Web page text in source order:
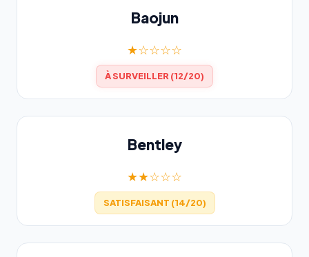
Baojun
★☆☆☆☆
À SURVEILLER (12/20)
Bentley
★★☆☆☆
SATISFAISANT (14/20)